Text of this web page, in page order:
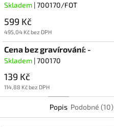
Skladem | 700170/FOT
599 Kč
495,04 Kč bez DPH
Cena bez gravírování: -
Skladem | 700170
139 Kč
114,88 Kč bez DPH
Popis Podobné (10)